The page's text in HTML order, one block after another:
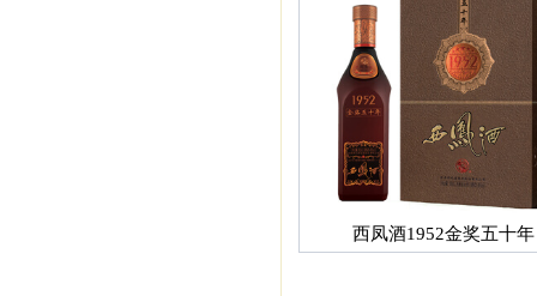
西凤酒1952金奖五十年